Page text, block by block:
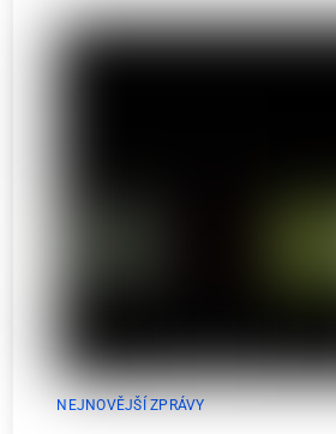
NEJNOVĚJŠÍ ZPRÁVY